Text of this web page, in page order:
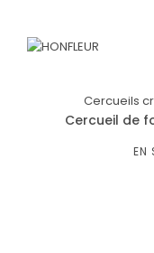
Cercueils
Cercueil de
EN